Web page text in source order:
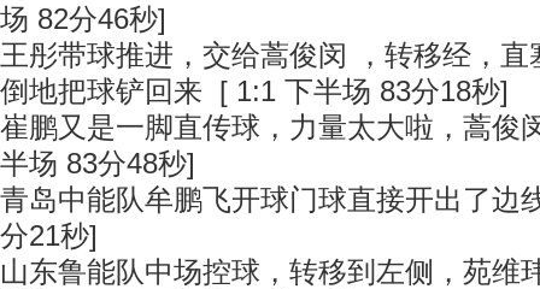
场 82分46秒]
王彤带球推进，交给蒿俊闵 ，转移经，
倒地把球铲回来 [ 1:1 下半场 83分18秒]
崔鹏又是一脚直传球，力量太大啦，蒿俊
半场 83分48秒]
青岛中能队牟鹏飞开球门球直接开出了边
分21秒]
山东鲁能队中场控球，转移到左侧，苑维